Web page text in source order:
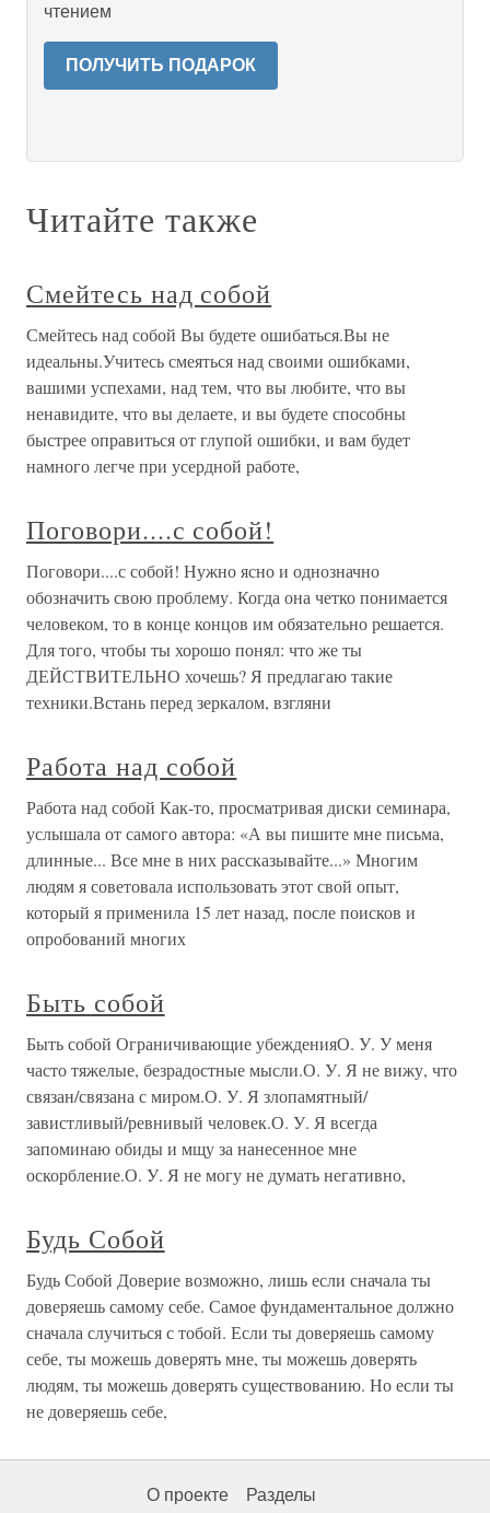
чтением
ПОЛУЧИТЬ ПОДАРОК
Читайте также
Смейтесь над собой
Смейтесь над собой Вы будете ошибаться.Вы не
идеальны.Учитесь смеяться над своими ошибками,
вашими успехами, над тем, что вы любите, что вы
ненавидите, что вы делаете, и вы будете способны
быстрее оправиться от глупой ошибки, и вам будет
намного легче при усердной работе,
Поговори....с собой!
Поговори....с собой! Нужно ясно и однозначно
обозначить свою проблему. Когда она четко понимается
человеком, то в конце концов им обязательно решается.
Для того, чтобы ты хорошо понял: что же ты
ДЕЙСТВИТЕЛЬНО хочешь? Я предлагаю такие
техники.Встань перед зеркалом, взгляни
Работа над собой
Работа над собой Как-то, просматривая диски семинара,
услышала от самого автора: «А вы пишите мне письма,
длинные... Все мне в них рассказывайте...» Многим
людям я советовала использовать этот свой опыт,
который я применила 15 лет назад, после поисков и
опробований многих
Быть собой
Быть собой Ограничивающие убежденияО. У. У меня
часто тяжелые, безрадостные мысли.О. У. Я не вижу, что
связан/связана с миром.О. У. Я злопамятный/
завистливый/ревнивый человек.О. У. Я всегда
запоминаю обиды и мщу за нанесенное мне
оскорбление.О. У. Я не могу не думать негативно,
Будь Собой
Будь Собой Доверие возможно, лишь если сначала ты
доверяешь самому себе. Самое фундаментальное должно
сначала случиться с тобой. Если ты доверяешь самому
себе, ты можешь доверять мне, ты можешь доверять
людям, ты можешь доверять существованию. Но если ты
не доверяешь себе,
О проекте Разделы